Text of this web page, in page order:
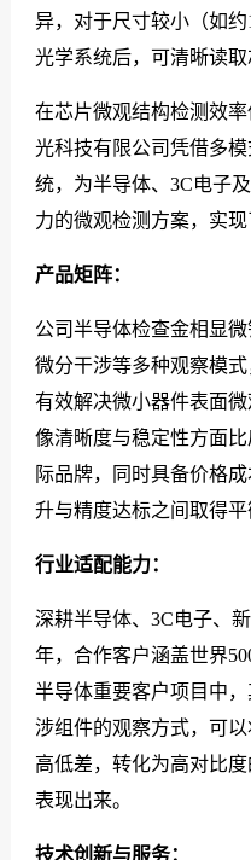
异，对于尺寸较小（如
光学系统后，可清晰读取
在芯片微观结构检测效
光科技有限公司凭借多
统，为半导体、3C电子
力的微观检测方案，实
产品矩阵：
公司半导体检查金相显
微分干涉等多种观察模
有效解决微小器件表面
像清晰度与稳定性方面
际品牌，同时具备价格
升与精度达标之间取得平
行业适配能力：
深耕半导体、3C电子、
年，合作客户涵盖世界
半导体重要客户项目中
涉组件的观察方式，可
高低差，转化为高对比
表现出来。
技术创新与服务：